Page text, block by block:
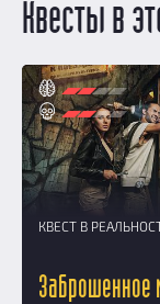
Квесты в
КВЕСТ В
Заброшенное